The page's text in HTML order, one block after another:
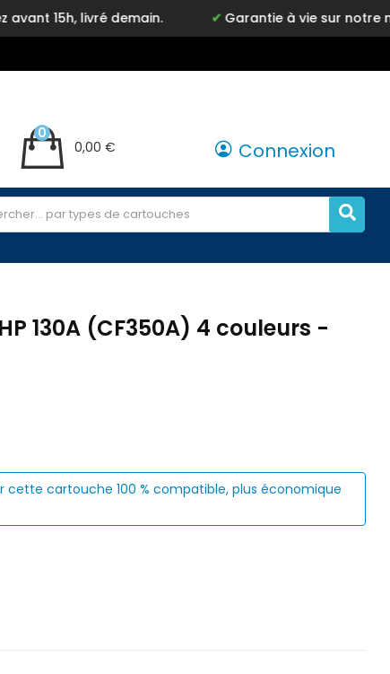
demain. Garantie à vie sur notre marque
0,00 €
0
Connexion
130A (CF350A) 4 couleurs -
cette cartouche 100 % compatible, plus économique